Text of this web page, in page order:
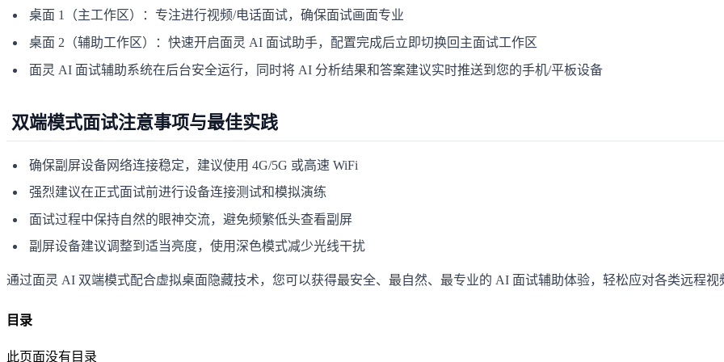
桌面 1（主工作区）：专注进行视频/电话面试，确保面试画面专业
桌面 2（辅助工作区）：快速开启面灵 AI 面试助手，配置完成后立即切换回主面试工作区
面灵 AI 面试辅助系统在后台安全运行，同时将 AI 分析结果和答案建议实时推送到您的手机/平板设备
双端模式面试注意事项与最佳实践
确保副屏设备网络连接稳定，建议使用 4G/5G 或高速 WiFi
强烈建议在正式面试前进行设备连接测试和模拟演练
面试过程中保持自然的眼神交流，避免频繁低头查看副屏
副屏设备建议调整到适当亮度，使用深色模式减少光线干扰
通过面灵 AI 双端模式配合虚拟桌面隐藏技术，您可以获得最安全、最自然、最专业的 AI 面试辅助体验，轻松应对各类远程视
目录
此页面没有目录